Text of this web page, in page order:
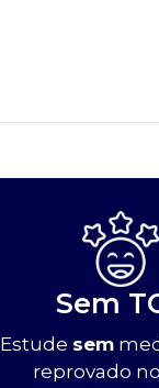
Sem
Estude sem
reprovado no